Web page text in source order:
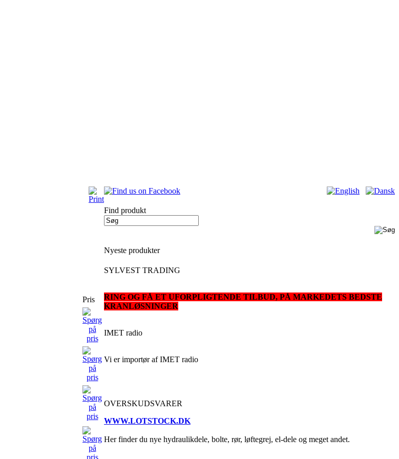
Pris
Find produkt
Nyeste produkter
SYLVEST TRADING
RING OG FÅ ET UFORPLIGTENDE TILBUD, PÅ MARKEDETS BEDSTE
KRANLØSNINGER
IMET radio
Vi er importør af IMET radio
OVERSKUDSVARER
WWW.LOTSTOCK.DK
Her finder du nye hydraulikdele, bolte, rør, løftegrej, el-dele og meget andet.